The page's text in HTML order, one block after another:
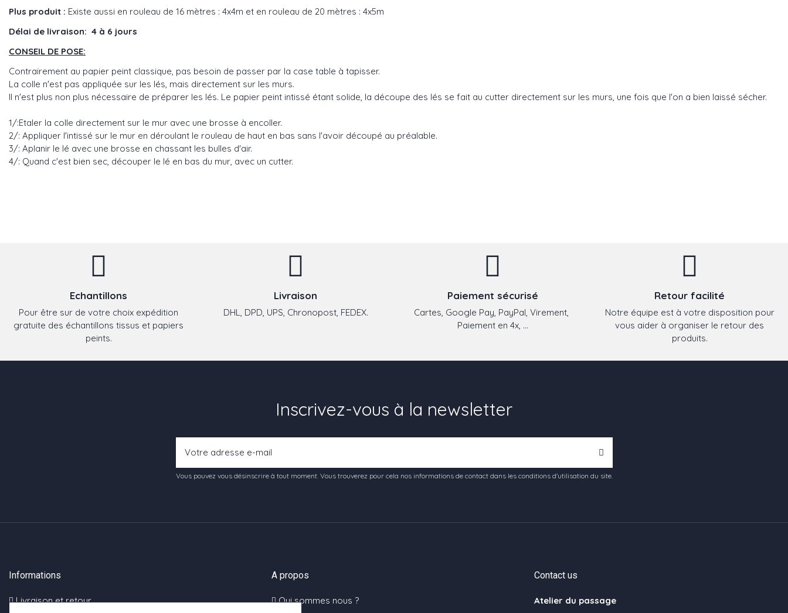
Plus produit : Existe aussi en rouleau de 16 mètres : 4x4m et en rouleau de 20 mètres : 4x5m
Délai de livraison: 4 à 6 jours
CONSEIL DE POSE:
Contrairement au papier peint classique, pas besoin de passer par la case table à tapisser.
La colle n'est pas appliquée sur les lés, mais directement sur les murs.
Il n'est plus non plus nécessaire de préparer les lés. Le papier peint intissé étant solide, la découpe des lés se fait au cutter directement sur les murs, une fois que l'on a bien laissé sécher.
1/:Etaler la colle directement sur le mur avec une brosse à encoller.
2/: Appliquer l'intissé sur le mur en déroulant le rouleau de haut en bas sans l'avoir découpé au préalable.
3/: Aplanir le lé avec une brosse en chassant les bulles d'air.
4/: Quand c'est bien sec, découper le lé en bas du mur, avec un cutter.
Echantillons
Pour être sur de votre choix expédition
gratuite des échantillons tissus et papiers
peints.
Livraison
DHL, DPD, UPS, Chronopost, FEDEX.
Paiement sécurisé
Cartes, Google Pay, PayPal, Virement,
Paiement en 4x, ...
Retour facilité
Notre équipe est à votre disposition pour
vous aider à organiser le retour des
produits.
Inscrivez-vous à la newsletter
Vous pouvez vous désinscrire à tout moment. Vous trouverez pour cela nos informations de contact dans les conditions d'utilisation du site.
Informations
Livraison et retour
A propos
Qui sommes nous ?
Contact us
Atelier du passage